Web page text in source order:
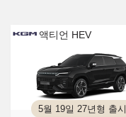
액티언 HEV
5월 19일 27년형 출시